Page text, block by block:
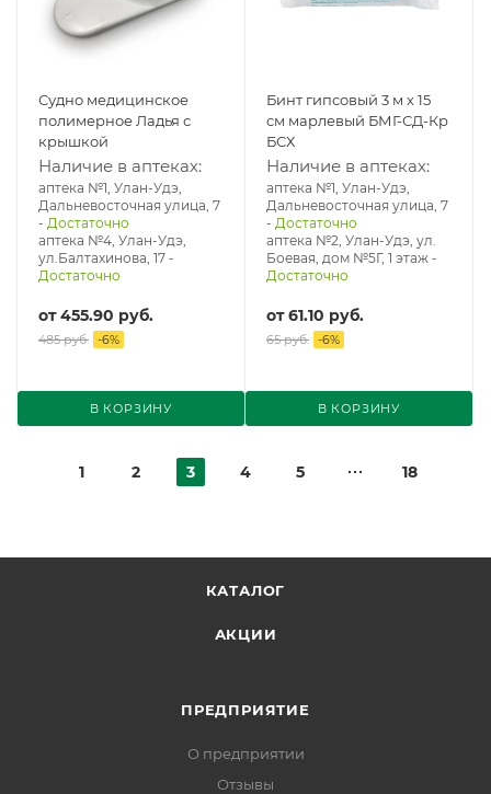
Судно медицинское
полимерное Ладья с
крышкой
Наличие в аптеках:
аптека №1, Улан-Удэ,
Дальневосточная улица, 7
- Достаточно
аптека №4, Улан-Удэ,
ул.Балтахинова, 17 -
Достаточно
от455.90 руб.
485 руб. -6%
В КОРЗИНУ
Бинт гипсовый 3 м х 15
см марлевый БМГ-СД-Кр
БСХ
Наличие в аптеках:
аптека №1, Улан-Удэ,
Дальневосточная улица, 7
- Достаточно
аптека №2, Улан-Удэ, ул.
Боевая, дом №5Г, 1 этаж -
Достаточно
от61.10 руб.
65 руб. -6%
В КОРЗИНУ
1 2 3 4 5 18
КАТАЛОГ
АКЦИИ
ПРЕДПРИЯТИЕ
О предприятии
Отзывы